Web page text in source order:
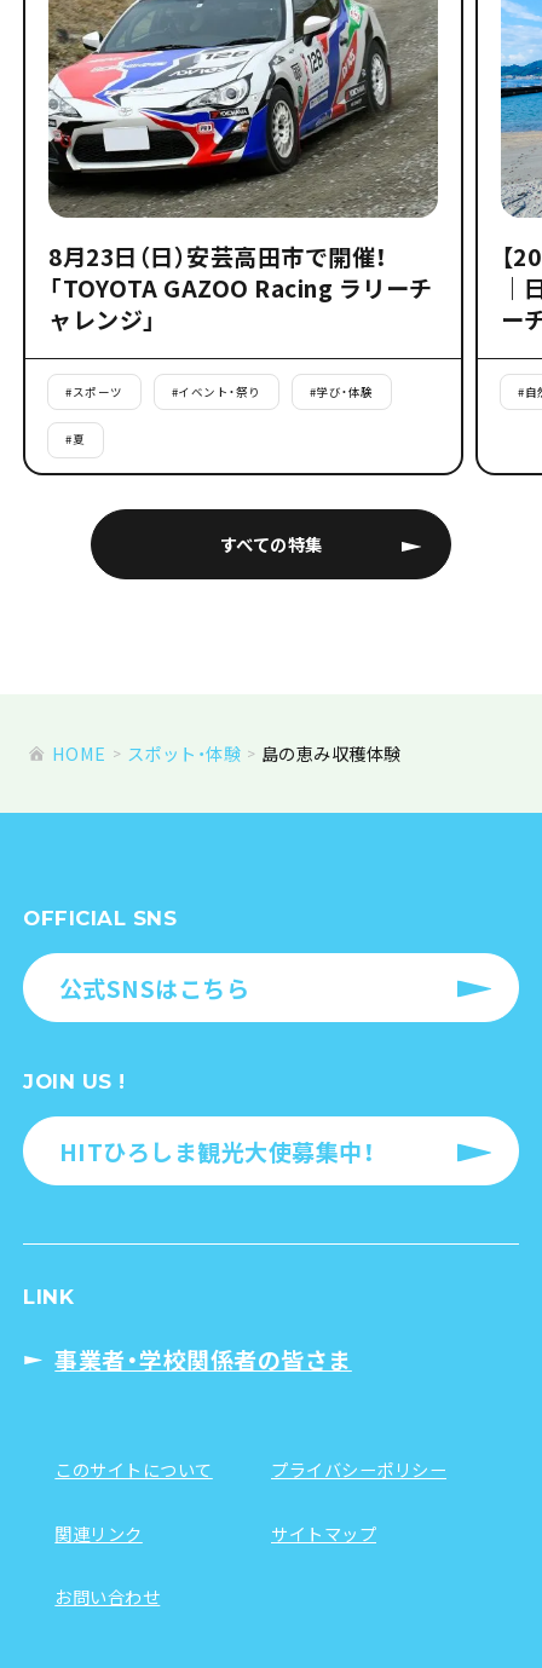
すべての特集
8月23日（日）安芸高田市で開催！
「TOYOTA GAZOO Racing ラリーチ
ャレンジ」
#スポーツ #イベント・祭り #学び・体験
#夏
【
｜
ー
#自
HOME スポット・体験 島の恵み収穫体験
OFFICIAL SNS
公式SNSはこちら
JOIN US !
HITひろしま観光大使募集中！
LINK
事業者・学校関係者の皆さま
このサイトについて プライバシーポリシー
関連リンク サイトマップ
お問い合わせ